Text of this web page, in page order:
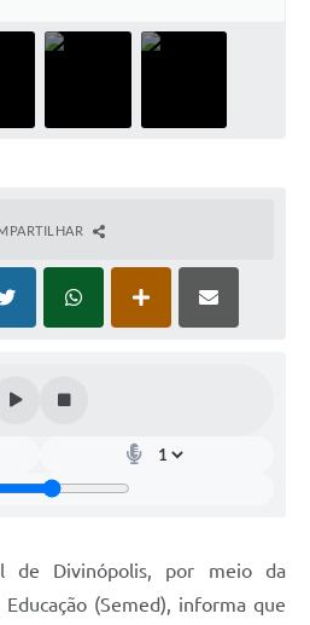
de Divinópolis, por meio da
(Semed), informa que